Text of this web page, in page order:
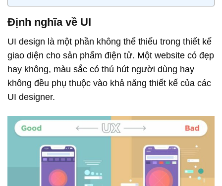
Định nghĩa về UI
UI design là một phần không thể thiếu trong thiết kế
giao diện cho sản phẩm điện tử. Một website có đẹp
hay không, màu sắc có thú hút người dùng hay
không đều phụ thuộc vào khả năng thiết kế của các
UI designer.